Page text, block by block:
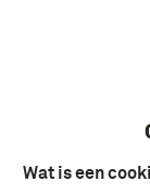
Wat is een